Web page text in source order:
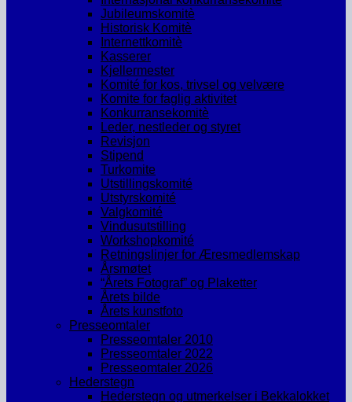
Jubileumskomitè
Historisk Komitè
Internettkomitè
Kasserer
Kjellermester
Komité for kos, trivsel og velvære
Komite for faglig aktivitet
Konkurransekomitè
Leder, nestleder og styret
Revisjon
Stipend
Turkomite
Utstillingskomité
Utstyrskomité
Valgkomité
Vindusutstilling
Workshopkomité
Retningslinjer for Æresmedlemskap
Årsmøtet
“Årets Fotograf” og Plaketter
Årets bilde
Årets kunstfoto
Presseomtaler
Presseomtaler 2010
Presseomtaler 2022
Presseomtaler 2026
Hederstegn
Hederstegn og utmerkelser i Bekkalokket